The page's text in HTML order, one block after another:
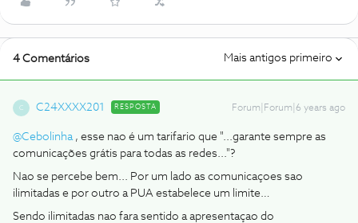
4 Comentários Mais antigos primeiro
C C24XXXX201 RESPOSTA Forum|Forum|6 years ago
@Cebolinha, esse nao é um tarifario que "...garante sempre as
comunicações grátis para todas as redes..."?
Nao se percebe bem... Por um lado as comunicaçoes sao
ilimitadas e por outro a PUA estabelece um limite…
Sendo ilimitadas nao fara sentido a apresentaçao do